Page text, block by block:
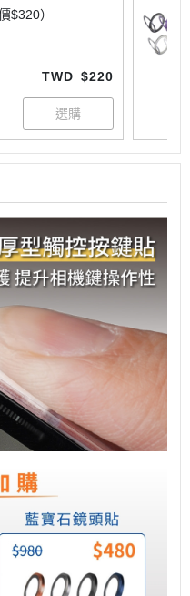
$320）
TWD $220